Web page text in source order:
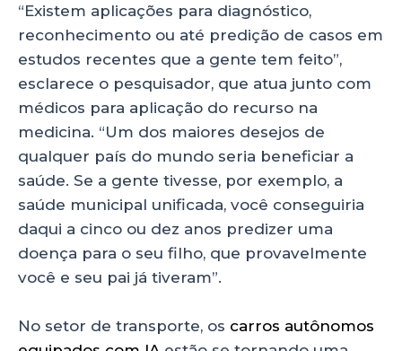
“Existem aplicações para diagnóstico,
reconhecimento ou até predição de casos em
estudos recentes que a gente tem feito”,
esclarece o pesquisador, que atua junto com
médicos para aplicação do recurso na
medicina. “Um dos maiores desejos de
qualquer país do mundo seria beneficiar a
saúde. Se a gente tivesse, por exemplo, a
saúde municipal unificada, você conseguiria
daqui a cinco ou dez anos predizer uma
doença para o seu filho, que provavelmente
você e seu pai já tiveram”.
No setor de transporte, os carros autônomos